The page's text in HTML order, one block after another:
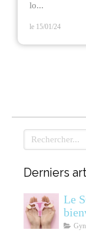
lo...
le 15/01/24
Rechercher
Derniers
Le